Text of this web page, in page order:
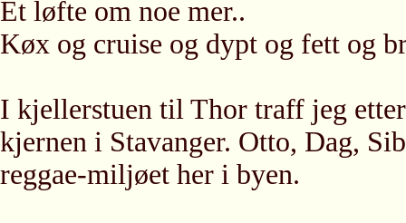
Et løfte om noe mer..
Køx og cruise og dypt og fett og
I kjellerstuen til Thor traff jeg
kjernen i Stavanger. Otto, Dag,
reggae-miljøet her i byen.